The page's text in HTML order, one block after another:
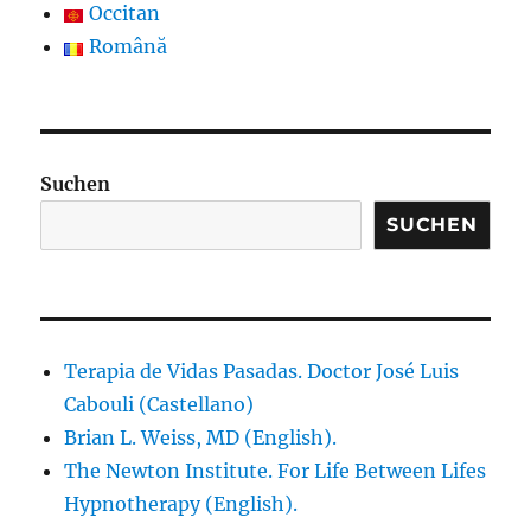
Occitan
Română
Suchen
SUCHEN
Terapia de Vidas Pasadas. Doctor José Luis
Cabouli (Castellano)
Brian L. Weiss, MD (English).
The Newton Institute. For Life Between Lifes
Hypnotherapy (English).